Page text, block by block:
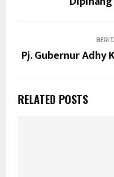
Pj. Gubernur Adhy
RELATED POSTS